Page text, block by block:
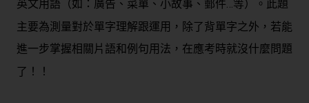
英文用語（如：廣告、菜單、小故事、郵件…等）
。 此題
主要為測量對於單字理解跟運用，除了背單字之外， 若能
進一步掌握相關片語和例句用法，在應考時就沒什麼問題
了 ！！